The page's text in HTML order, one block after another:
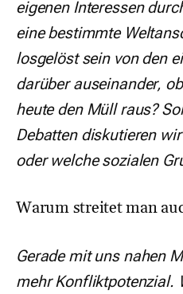
eigenen Interessen
eine bestimmte
losgelöst sein von den
darüber auseinander,
heute den Müll raus?
Debatten diskutieren
oder welche sozialen
Warum streitet man
Gerade mit uns nahen
mehr Konfliktpotenzial.